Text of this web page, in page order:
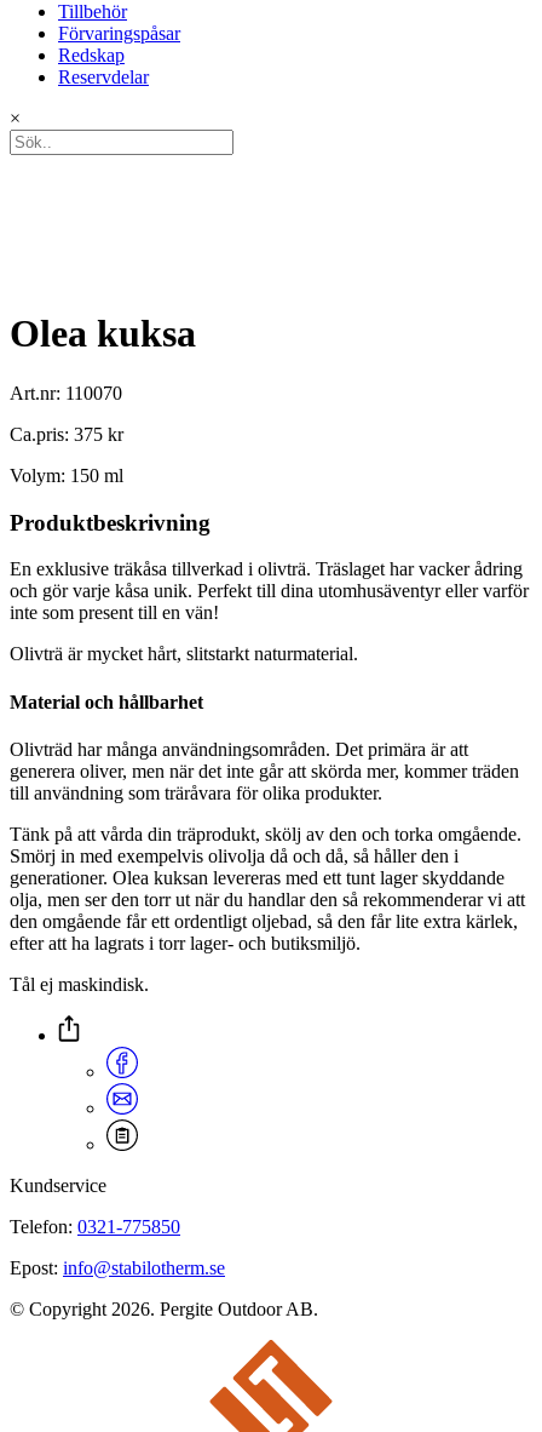
Tillbehör
Förvaringspåsar
Redskap
Reservdelar
×
Olea kuksa
Art.nr: 110070
Ca.pris: 375 kr
Volym: 150 ml
Produktbeskrivning
En exklusive träkåsa tillverkad i olivträ. Träslaget har vacker ådring
och gör varje kåsa unik. Perfekt till dina utomhusäventyr eller varför
inte som present till en vän!
Olivträ är mycket hårt, slitstarkt naturmaterial.
Material och hållbarhet
Olivträd har många användningsområden. Det primära är att
generera oliver, men när det inte går att skörda mer, kommer träden
till användning som träråvara för olika produkter.
Tänk på att vårda din träprodukt, skölj av den och torka omgående.
Smörj in med exempelvis olivolja då och då, så håller den i
generationer. Olea kuksan levereras med ett tunt lager skyddande
olja, men ser den torr ut när du handlar den så rekommenderar vi att
den omgående får ett ordentligt oljebad, så den får lite extra kärlek,
efter att ha lagrats i torr lager- och butiksmiljö.
Tål ej maskindisk.
Kundservice
Telefon: 0321-775850
Epost: info@stabilotherm.se
© Copyright 2026. Pergite Outdoor AB.